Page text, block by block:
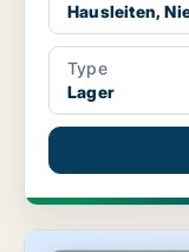
Hausleiten,
Type
Lager
Lager i Hausleiten,